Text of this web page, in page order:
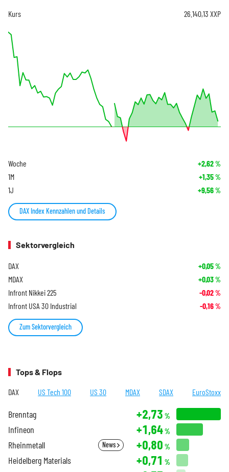
Kurs 26.140,13 XXP
Woche +2,62%
1M +1,35%
1J +9,56%
DAX Index Kennzahlen und Details
Sektorvergleich
DAX +0,05%
MDAX +0,03%
Infront Nikkei 225 -0,02%
Infront USA 30 Industrial -0,16%
Zum Sektorvergleich
Tops & Flops
DAX US Tech 100 US 30 MDAX SDAX EuroStoxx
Brenntag +2,73 %
Infineon +1,64%
Rheinmetall News +0,80 %
Heidelberg Materials +0,71 %